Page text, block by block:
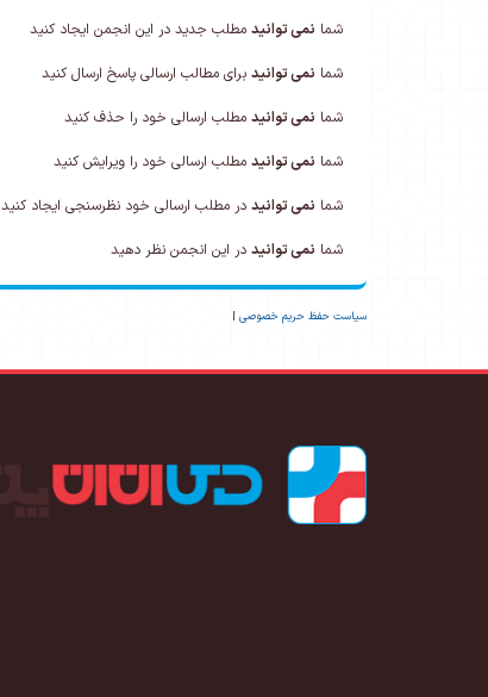
شما نمی توانید مطلب جدید در این انجمن ایجاد کنید
شما نمی توانید برای مطالب ارسالی پاسخ ارسال کنید
شما نمی توانید مطلب ارسالی خود را حذف کنید
شما نمی توانید مطلب ارسالی خود را ویرایش کنید
شما نمی توانید در مطلب ارسالی خود نظرسنجی ایجاد کنید
شما نمی توانید در این انجمن نظر دهید
سیاست حفظ حریم خصوصی |